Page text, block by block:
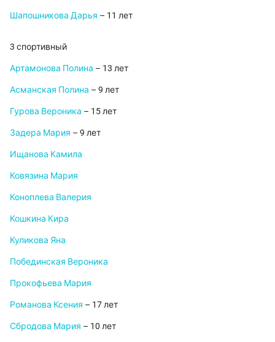
Шапошникова Дарья – 11 лет
3 спортивный
Артамонова Полина – 13 лет
Асманская Полина – 9 лет
Гурова Вероника – 15 лет
Задера Мария – 9 лет
Ищанова Камила
Ковязина Мария
Коноплева Валерия
Кошкина Кира
Куликова Яна
Побединская Вероника
Прокофьева Мария
Романова Ксения – 17 лет
Сбродова Мария – 10 лет